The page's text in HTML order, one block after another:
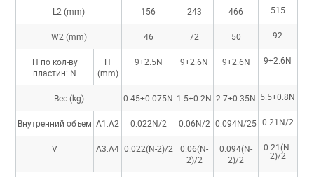
L2 (mm) 156 243 466 515
W2 (mm) 46 72 50 92
H по кол-ву
пластин: N
H
(mm)
9+2.5N 9+2.6N 9+2.6N 9+2.6N
Вес (kg) 0.45+0.075N 1.5+0.2N 2.7+0.35N 5.5+0.8N
Внутренний объем А1.А2 0.022N/2 0.06N/2 0.094N/25 0.21N/2
V A3.A4 0.022(N-2)/2
0.06(N-
2)/2
0.094(N-
2)/2
0.21(N-
2)/2